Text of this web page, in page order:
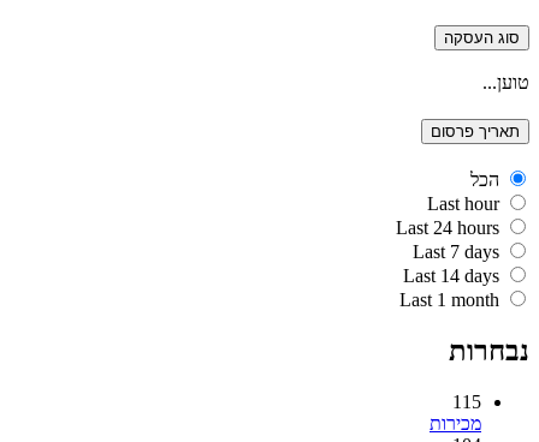
סוג העסקה
טוען...
תאריך פרסום
הכל
Last hour
Last 24 hours
Last 7 days
Last 14 days
Last 1 month
נבחרות
115
מכירות